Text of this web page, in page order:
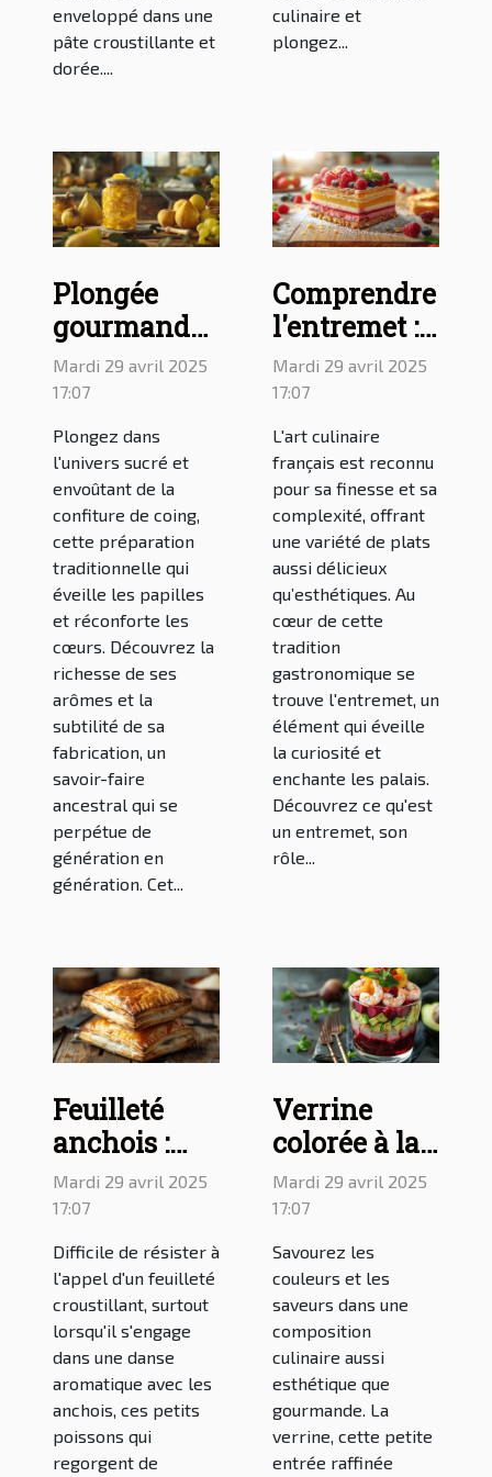
enveloppé dans une
pâte croustillante et
dorée....
culinaire et
plongez...
Plongée
gourmande
dans
l'univers de
la confiture
de coing
Mardi 29 avril 2025
17:07
Plongez dans
l'univers sucré et
envoûtant de la
confiture de coing,
cette préparation
traditionnelle qui
éveille les papilles
et réconforte les
cœurs. Découvrez la
richesse de ses
arômes et la
subtilité de sa
fabrication, un
savoir-faire
ancestral qui se
perpétue de
génération en
génération. Cet...
Comprendre
l'entremet :
définition et
usage dans
la cuisine
française
Mardi 29 avril 2025
17:07
L'art culinaire
français est reconnu
pour sa finesse et sa
complexité, offrant
une variété de plats
aussi délicieux
qu’esthétiques. Au
cœur de cette
tradition
gastronomique se
trouve l'entremet, un
élément qui éveille
la curiosité et
enchante les palais.
Découvrez ce qu'est
un entremet, son
rôle...
Feuilleté
anchois :
Découverte
et astuces
pour une
réalisation
parfaite
Mardi 29 avril 2025
17:07
Difficile de résister à
l'appel d'un feuilleté
croustillant, surtout
lorsqu'il s'engage
dans une danse
aromatique avec les
anchois, ces petits
poissons qui
regorgent de
Verrine
colorée à la
betterave,
avocat et
crevette :
une
délicieuse
recette à
découvrir
Mardi 29 avril 2025
17:07
Savourez les
couleurs et les
saveurs dans une
composition
culinaire aussi
esthétique que
gourmande. La
verrine, cette petite
entrée raffinée